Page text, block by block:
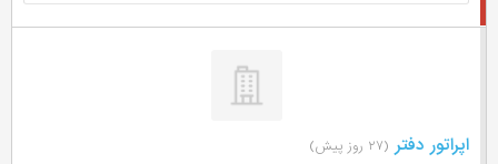
اپراتور دفتر (۲۷ روز پیش)